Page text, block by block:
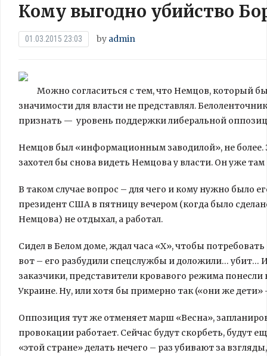
Кому выгодно убийство
01.03.2015 23:03 by admin
Можно согласиться с тем, что Немцов, который
значимости для власти не представлял.
признать — уровень поддержки либеральной
Немцов был «информационным заводилой», не более.
захотел бы снова видеть Немцова у власти. Он уже
В таком случае вопрос – для чего и кому нужно было
президент США в пятницу вечером (когда было
Немцова) не отдыхал, а работал.
Сидел в Белом доме, ждал часа «Х», чтобы
вот – его разбудили спецслужбы и доложили… убит…
заказчики, представители кровавого режима
Украине. Ну, или хотя бы примерно так («они же
Оппозиция тут же отменяет марш «Весна»,
провокации работает. Сейчас будут скорбеть, будут
«этой стране» делать нечего – раз убивают за